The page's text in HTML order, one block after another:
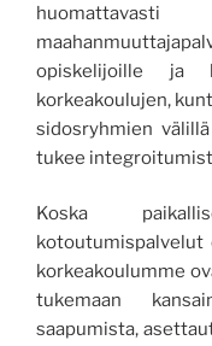
opiskelijoille ja
korkeakoulujen,
sidosryhmien
tukee
Koska
korkeakoulumme
tukemaan
saapumista,